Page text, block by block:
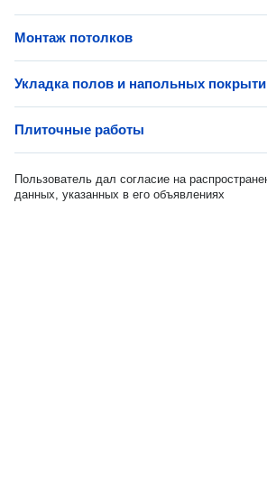
Монтаж потолков
Укладка полов и напольных
Плиточные работы
Пользователь дал согласие на
данных, указанных в его объявлениях